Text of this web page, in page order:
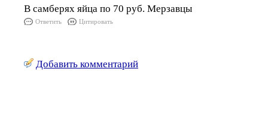
В самберях яйца по 70 руб. Мерзавцы
Ответить Цитировать
Добавить комментарий